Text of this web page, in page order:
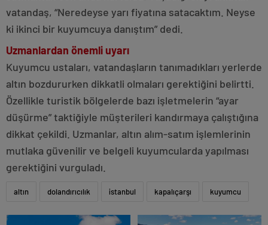
vatandaş, “Neredeyse yarı fiyatına satacaktım. Neyse
ki ikinci bir kuyumcuya danıştım” dedi.
Uzmanlardan önemli uyarı
Kuyumcu ustaları, vatandaşların tanımadıkları yerlerde
altın bozdururken dikkatli olmaları gerektiğini belirtti.
Özellikle turistik bölgelerde bazı işletmelerin “ayar
düşürme” taktiğiyle müşterileri kandırmaya çalıştığına
dikkat çekildi. Uzmanlar, altın alım-satım işlemlerinin
mutlaka güvenilir ve belgeli kuyumcularda yapılması
gerektiğini vurguladı.
altın dolandırıcılık istanbul kapalıçarşı kuyumcu